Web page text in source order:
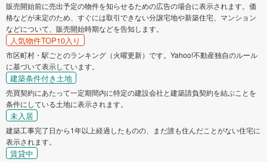
販売開始前に売出予定の物件を知らせるための広告の場合に表示されます。価
格などが未定のため、すぐには取引できない分譲宅地や新築住宅、マンション
などについて、販売開始時期などを告知します。
人気物件TOP10入り
市区町村・駅ごとのランキング（火曜更新）です。Yahoo!不動産独自のルール
に基づいて表示しています。
建築条件付き土地
売買契約にあたって一定期間内に特定の建設会社と建築請負契約を結ぶことを
条件にしている土地に表示されます。
未入居
建築工事完了日から1年以上経過したものの、まだ誰も住んだことがない住宅に
表示されます。
賃貸中